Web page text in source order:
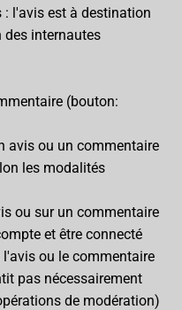
l'avis est à destination
des internautes
(bouton:
avis ou un commentaire
les modalités
ou sur un commentaire
et être connecté
ou le commentaire
pas nécessairement
de modération)